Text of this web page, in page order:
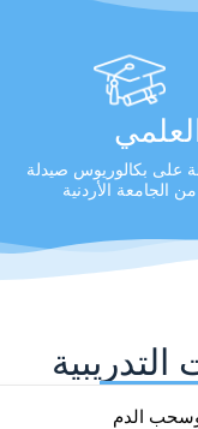
على بكالوريوس صيدلة
من الجامعة الأردنية
التدريبية
الدم